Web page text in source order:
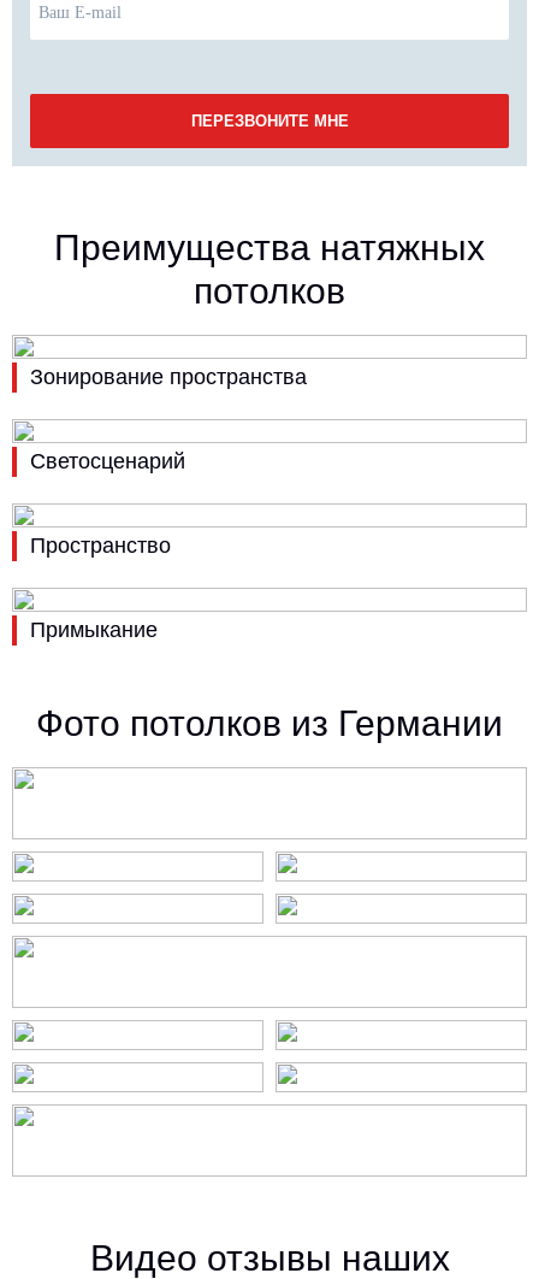
Преимущества натяжных
потолков
Зонирование пространства
Светосценарий
Пространство
Примыкание
Фото потолков из Германии
Видео отзывы наших